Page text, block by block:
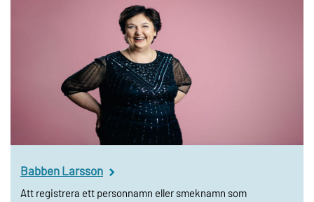
Babben Larsson
Att registrera ett personnamn eller smeknamn som